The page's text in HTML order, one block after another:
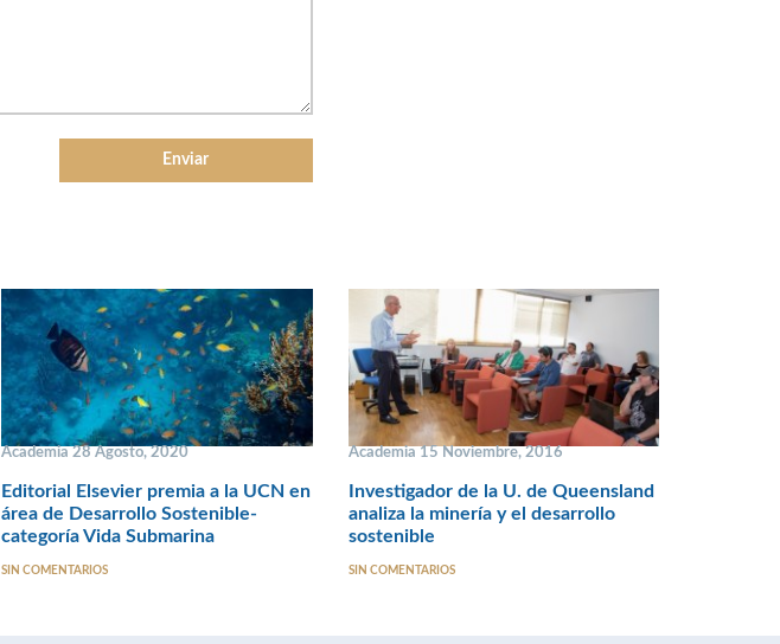
Academia 28 Agosto, 2020
Editorial Elsevier premia a la UCN en
área de Desarrollo Sostenible-
categoría Vida Submarina
SIN COMENTARIOS
Academia 15 Noviembre, 2016
Investigador de la U. de Queensland
analiza la minería y el desarrollo
sostenible
SIN COMENTARIOS